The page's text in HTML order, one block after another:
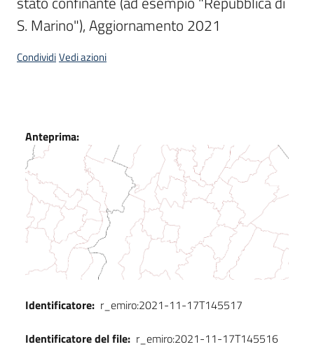
su
S. Marino"), Aggiornamento 2021
CondividiVedi azioni
Dati
Anteprima:
Identificatore: r_emiro:2021-11-17T145517
Identificatore del file: r_emiro:2021-11-17T145516